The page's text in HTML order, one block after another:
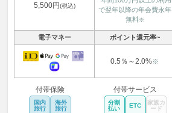
5,500円(税込)
で翌年以降の年会費永年
無料※
電子マネー ポイント還元率~
0.5％～2.0%※
付帯保険
国内
旅行
海外
旅行
付帯サービス
分割
払い
ETC
家族カ
ード